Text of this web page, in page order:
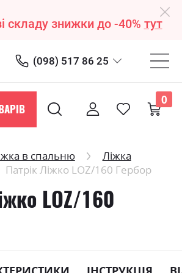
складу знижки до -40% тут
(098) 517 86 25
0
в спальню
Ліжка
Патрік Ліжко LOZ/160 Гербор
LOZ/160